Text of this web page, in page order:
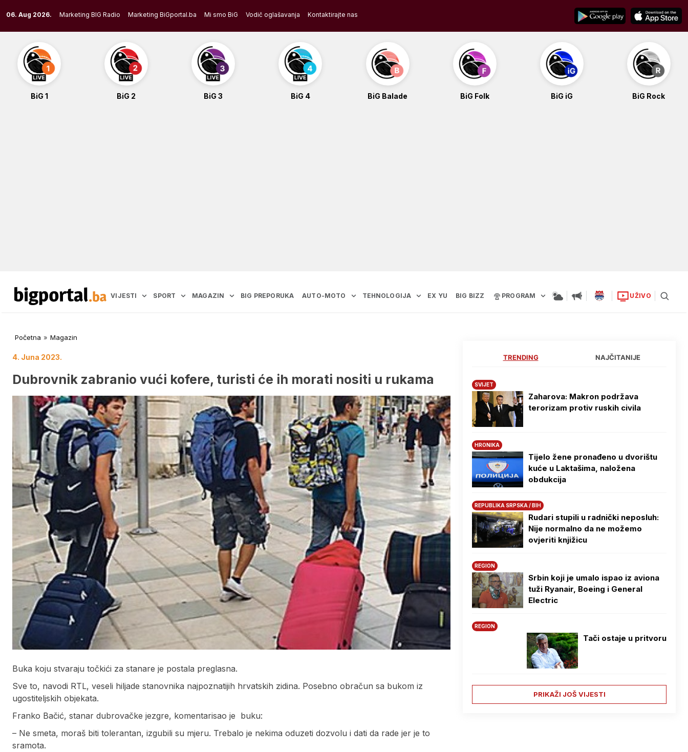
to
content
06. Aug 2026. Marketing BIG Radio Marketing BiGportal.ba Mi smo BiG Vodič oglašavanja Kontaktirajte nas
BiG 1 BiG 2 BiG 3 BiG 4 BiG Balade BiG Folk BiG iG BiG Rock
VIJESTI SPORT MAGAZIN BIG PREPORUKA AUTO-MOTO TEHNOLOGIJA EX YU BIG BIZZ PROGRAM UŽIVO
Početna » Magazin
4. Juna 2023.
Dubrovnik zabranio vući kofere, turisti će ih morati nositi u rukama
Buka koju stvaraju točkići za stanare je postala preglasna.
Sve to, navodi RTL, veseli hiljade stanovnika najpoznatijih hrvatskih zidina. Posebno obračun sa bukom iz
ugostiteljskih objekata.
Franko Bačić, stanar dubrovačke jezgre, komentarisao je buku:
– Ne smeta, moraš biti tolerantan, izgubili su mjeru. Trebalo je nekima oduzeti dozvolu i dati da rade jer je to
sramota.
TRENDING NAJČITANIJE
SVIJET
Zaharova: Makron podržava
terorizam protiv ruskih civila
HRONIKA
Tijelo žene pronađeno u dvorištu
kuće u Laktašima, naložena
obdukcija
REPUBLIKA SRPSKA / BIH
Rudari stupili u radnički neposluh:
Nije normalno da ne možemo
ovjeriti knjižicu
REGION
Srbin koji je umalo ispao iz aviona
tuži Ryanair, Boeing i General
Electric
REGION
Tači ostaje u pritvoru
PRIKAŽI JOŠ VIJESTI